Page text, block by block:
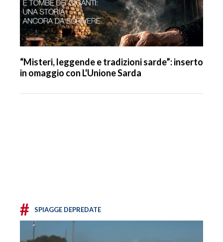
“Misteri, leggende e tradizioni sarde”: inserto
in omaggio con L'Unione Sarda
# SPIAGGE DEPREDATE